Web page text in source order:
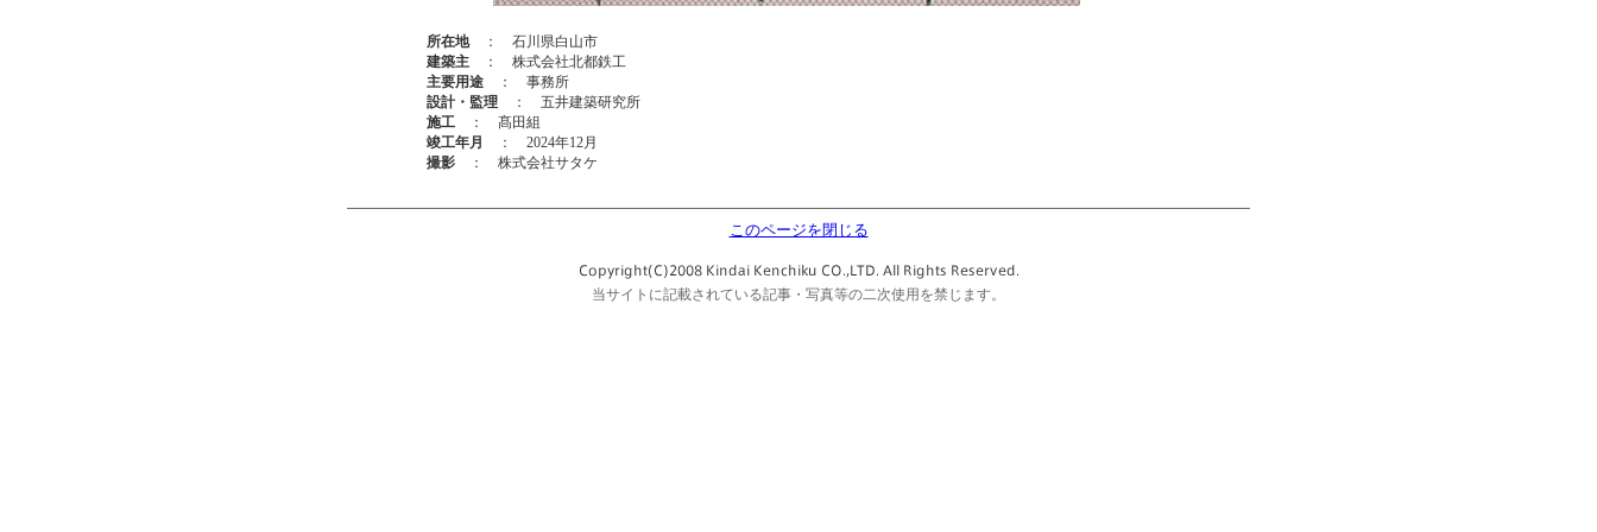
所在地： 石川県白山市
建築主 ： 株式会社北都鉄工
主要用途 ： 事務所
設計・監理 ： 五井建築研究所
施工 ： 髙田組
竣工年月
： 2024年12月
撮影 ： 株式会社サタケ
このページを閉じる
当サイトに記載されている記事・写真等の二次使用を禁じます。